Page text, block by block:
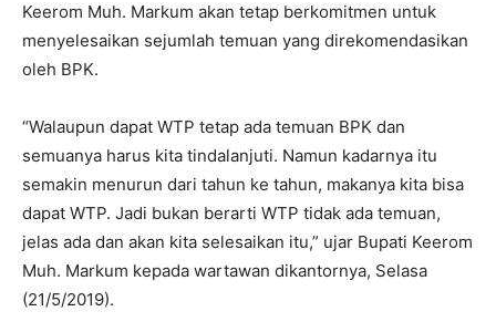
Keerom Muh. Markum akan tetap berkomitmen untuk
menyelesaikan sejumlah temuan yang direkomendasikan
oleh BPK.
“Walaupun dapat WTP tetap ada temuan BPK dan
semuanya harus kita tindalanjuti. Namun kadarnya itu
semakin menurun dari tahun ke tahun, makanya kita bisa
dapat WTP. Jadi bukan berarti WTP tidak ada temuan,
jelas ada dan akan kita selesaikan itu,” ujar Bupati Keerom
Muh. Markum kepada wartawan dikantornya, Selasa
(21/5/2019).